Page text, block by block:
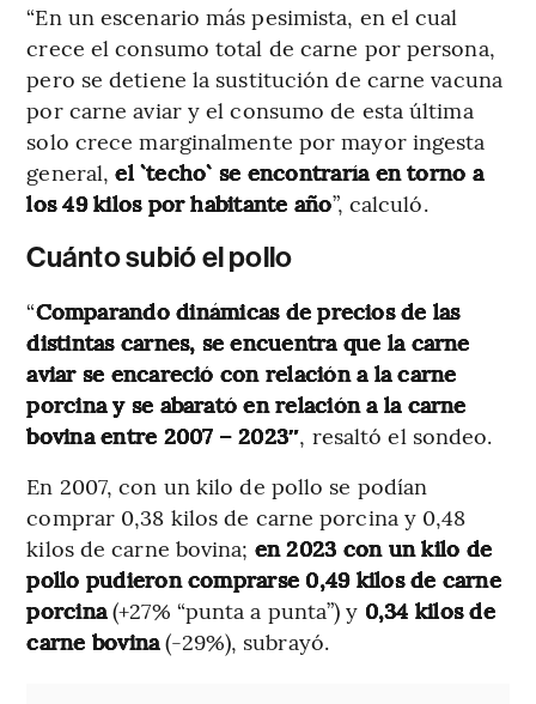
“En un escenario más pesimista, en el cual
crece el consumo total de carne por persona,
pero se detiene la sustitución de carne vacuna
por carne aviar y el consumo de esta última
solo crece marginalmente por mayor ingesta
general,el `techo` se encontraría en torno a
los 49 kilos por habitante año”, calculó.
Cuánto subió el pollo
“Comparando dinámicas de precios de las
distintas carnes, se encuentra que la carne
aviar se encareció con relación a la carne
porcina y se abarató en relación a la carne
bovina entre 2007 – 2023″, resaltó el sondeo.
En 2007, con un kilo de pollo se podían
comprar 0,38 kilos de carne porcina y 0,48
kilos de carne bovina; en 2023 con un kilo de
pollo pudieron comprarse 0,49 kilos de carne
porcina(+27% “punta a punta”) y 0,34 kilos de
carne bovina(-29%), subrayó.